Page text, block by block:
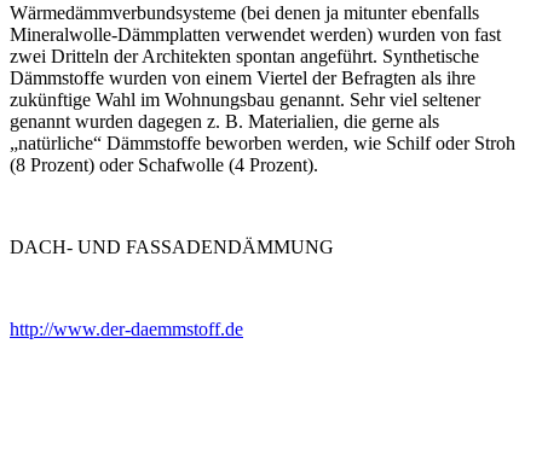
Wärmedämmverbundsysteme (bei denen ja mitunter ebenfalls
Mineralwolle-Dämmplatten verwendet werden) wurden von fast
zwei Dritteln der Architekten spontan angeführt. Synthetische
Dämmstoffe wurden von einem Viertel der Befragten als ihre
zukünftige Wahl im Wohnungsbau genannt. Sehr viel seltener
genannt wurden dagegen z. B. Materialien, die gerne als
„natürliche“ Dämmstoffe beworben werden, wie Schilf oder Stroh
(8 Prozent) oder Schafwolle (4 Prozent).
DACH- UND FASSADENDÄMMUNG
http://www.der-daemmstoff.de